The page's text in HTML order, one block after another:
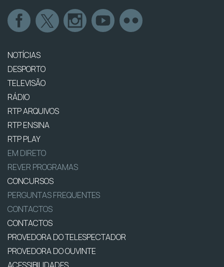
NOTÍCIAS
DESPORTO
TELEVISÃO
RÁDIO
RTP ARQUIVOS
RTP ENSINA
RTP PLAY
EM DIRETO
REVER PROGRAMAS
CONCURSOS
PERGUNTAS FREQUENTES
CONTACTOS
CONTACTOS
PROVEDORA DO TELESPECTADOR
PROVEDORA DO OUVINTE
ACESSIBILIDADES